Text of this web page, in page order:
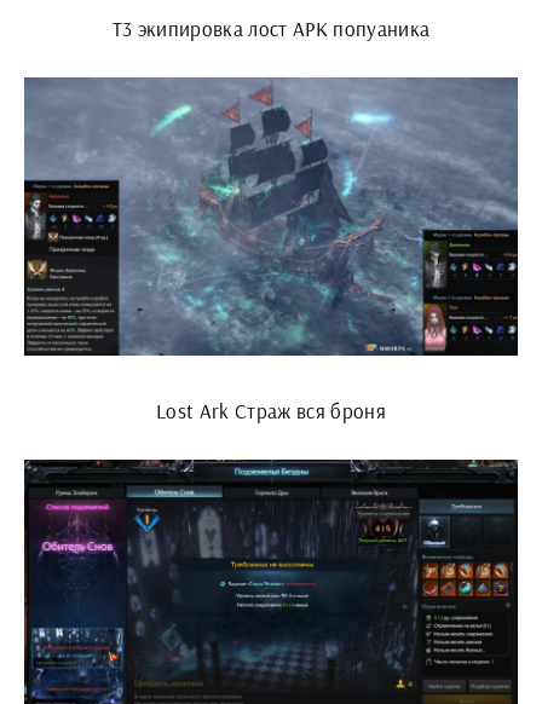
Т3 экипировка лост АРК попуаника
Lost Ark Страж вся броня